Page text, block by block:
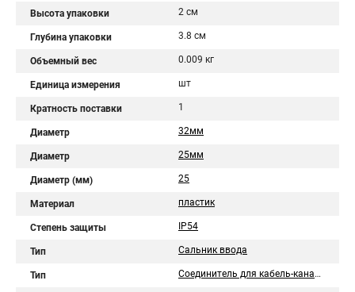
Высота упаковки 2 см
Глубина упаковки 3.8 см
Объемный вес 0.009 кг
Единица измерения шт
Кратность поставки 1
Диаметр 32мм
Диаметр 25мм
Диаметр (мм) 25
Материал пластик
Степень защиты IP54
Тип Сальник ввода
Тип Соединитель для кабель-каналов